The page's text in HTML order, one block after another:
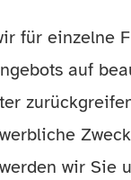
für einzelne
auf
wir Sie